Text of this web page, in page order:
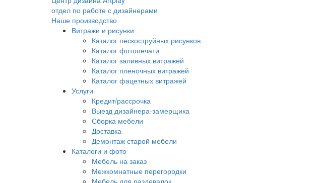
отдел по работе с дизайнерами
Наше производство
Витражи и рисунки
Каталог пескоструйных рисунков
Каталог фотопечати
Каталог заливных витражей
Каталог пленочных витражей
Каталог фацетных витражей
Услуги
Кредит/рассрочка
Выезд дизайнера-замерщика
Сборка мебели
Доставка
Демонтаж старой мебели
Каталоги и фото
Мебель на заказ
Межкомнатные перегородки
Мебель для раздевалок